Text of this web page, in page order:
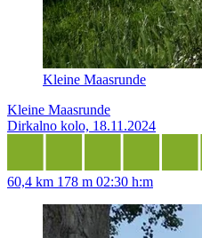
Kleine Maasrunde
Kleine Maasrunde
Dirkalno kolo, 18.11.2024
60,4 km 178 m 02:30 h:m